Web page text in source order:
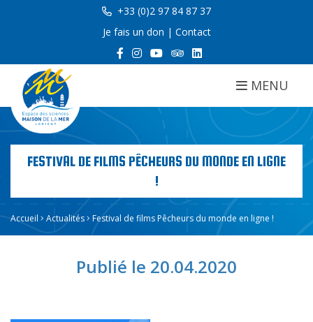
+33 (0)2 97 84 87 37
Je fais un don | Contact
MENU
FESTIVAL DE FILMS PÊCHEURS DU MONDE EN LIGNE
!
Accueil Actualités Festival de films Pêcheurs du monde en ligne !
Publié le 20.04.2020